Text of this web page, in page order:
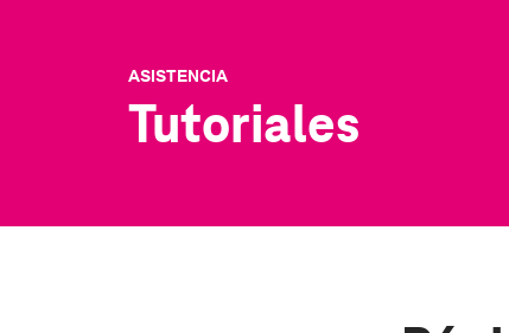
ASISTENCIA
Tutoriales